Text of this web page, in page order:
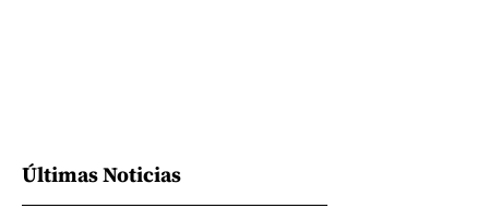
Últimas Noticias